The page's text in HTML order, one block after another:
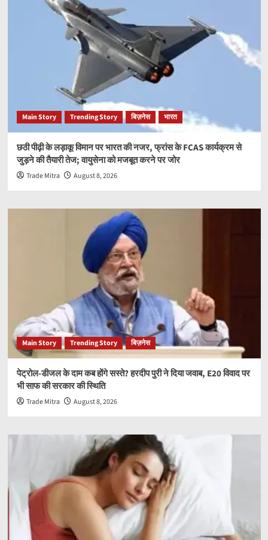
Main Story Trending Story बिज़नेस भारत
छठी पीढ़ी के लड़ाकू विमान पर भारत की नजर, फ्रांस के FCAS कार्यक्रम से
जुड़ने की तैयारी तेज; वायुसेना को मजबूत करने पर जोर
Trade Mitra August 8, 2026
Main Story Trending Story बिज़नेस
पेट्रोल-डीजल के दाम कब होंगे सस्ते? हरदीप पुरी ने दिया जवाब, E20 विवाद पर
भी साफ की सरकार की स्थिति
Trade Mitra August 8, 2026